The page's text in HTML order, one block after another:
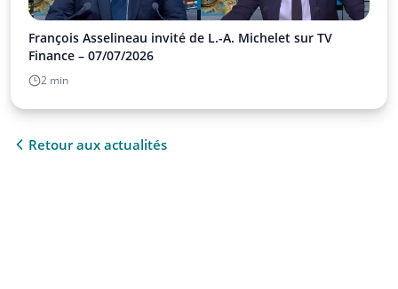
François Asselineau invité de L.-A. Michelet sur TV
Finance – 07/07/2026
2 min
Retour aux actualités